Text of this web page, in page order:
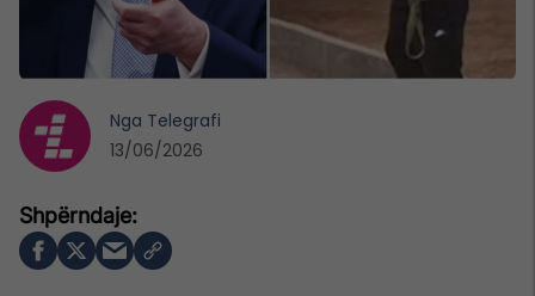
Nga Telegrafi
13/06/2026